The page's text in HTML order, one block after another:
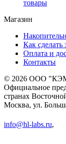
товары
Магазин
Как сделать
Оплата и
Контакты
© 2026 ООО
Официальное
странах
Москва, ул.
info@hl-labs.ru,